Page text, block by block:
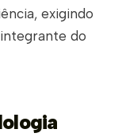
exigindo
do